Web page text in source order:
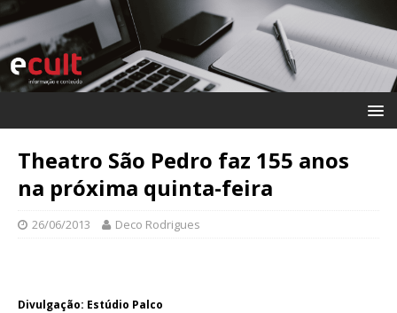
Theatro São Pedro faz 155 anos
na próxima quinta-feira
26/06/2013 Deco Rodrigues
Divulgação: Estúdio Palco